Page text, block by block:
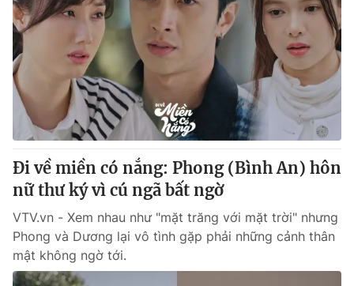
Đi về miền có nắng: Phong (Bình An) hôn
nữ thư ký vì cú ngã bất ngờ
VTV.vn - Xem nhau như "mặt trăng với mặt trời" nhưng
Phong và Dương lại vô tình gặp phải những cảnh thân
mật không ngờ tới.